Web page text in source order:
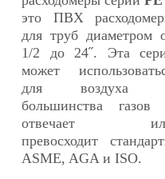
это ПВХ
для труб диаметром
1/2 до 24˝. Эта
может
для воздуха
большинства газов
отвечает
превосходит
ASME, AGA и ISO.